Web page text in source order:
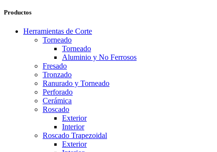
Productos
Herramientas de Corte
Torneado
Torneado
Aluminio y No Ferrosos
Fresado
Tronzado
Ranurado y Torneado
Perforado
Cerámica
Roscado
Exterior
Interior
Roscado Trapezoidal
Exterior